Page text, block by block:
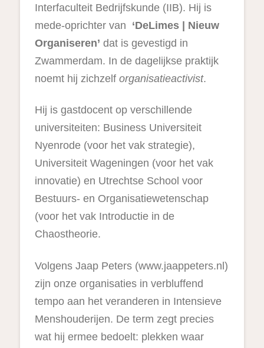
Interfaculteit Bedrijfskunde (IIB). Hij is
mede-oprichter van ‘DeLimes | Nieuw
Organiseren’ dat is gevestigd in
Zwammerdam. In de dagelijkse praktijk
noemt hij zichzelf organisatieactivist.
Hij is gastdocent op verschillende
universiteiten: Business Universiteit
Nyenrode (voor het vak strategie),
Universiteit Wageningen (voor het vak
innovatie) en Utrechtse School voor
Bestuurs- en Organisatiewetenschap
(voor het vak Introductie in de
Chaostheorie.
Volgens Jaap Peters (www.jaappeters.nl)
zijn onze organisaties in verbluffend
tempo aan het veranderen in Intensieve
Menshouderijen. De term zegt precies
wat hij ermee bedoelt: plekken waar